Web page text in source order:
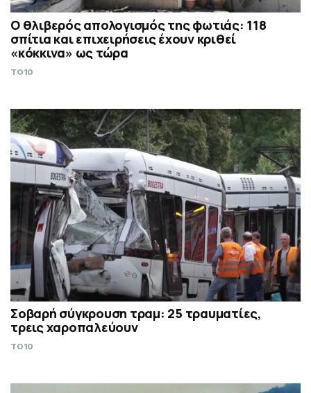
Ο θλιβερός απολογισμός της φωτιάς: 118
σπίτια και επιχειρήσεις έχουν κριθεί
«κόκκινα» ως τώρα
TO10
Σοβαρή σύγκρουση τραμ: 25 τραυματίες,
τρεις χαροπαλεύουν
TO10